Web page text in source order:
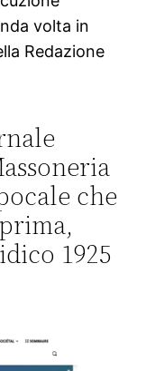
volta in
Redazione
che
1925